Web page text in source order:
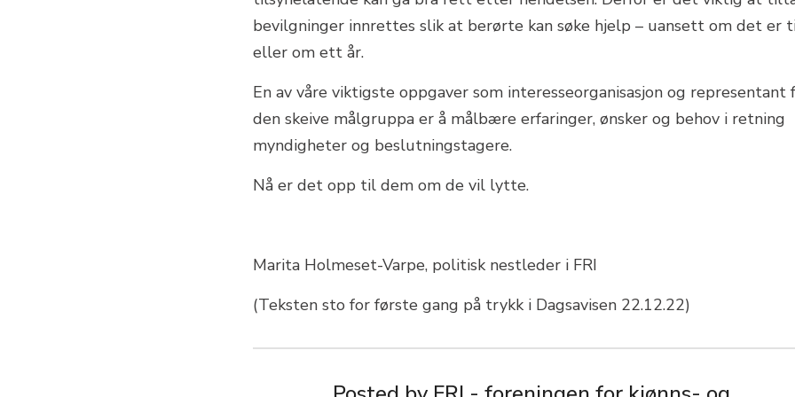
bevilgninger innrettes slik at berørte kan søke hjelp – uansett om det er
eller om ett år.
En av våre viktigste oppgaver som interesseorganisasjon og representant
den skeive målgruppa er å målbære erfaringer, ønsker og behov i retning
myndigheter og beslutningstagere.
Nå er det opp til dem om de vil lytte.
Marita Holmeset-Varpe, politisk nestleder i FRI
(Teksten sto for første gang på trykk i Dagsavisen 22.12.22)